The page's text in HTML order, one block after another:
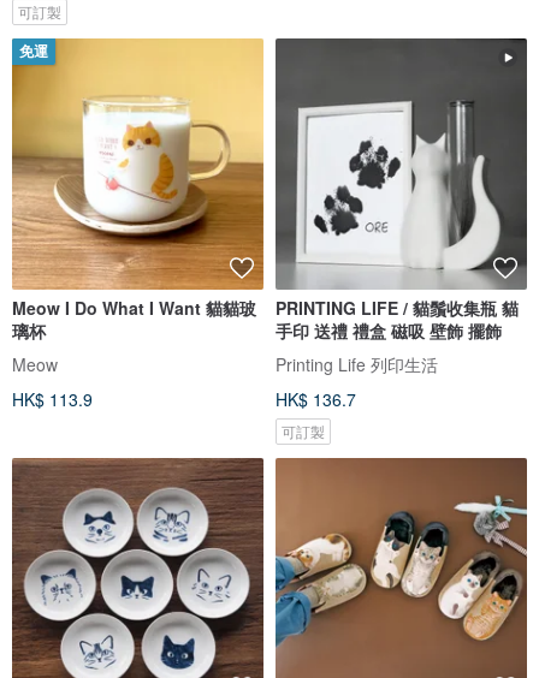
可訂製
免運
Meow I Do What I Want 貓貓玻
璃杯
Meow
HK$ 113.9
PRINTING LIFE / 貓鬚收集瓶 貓
手印 送禮 禮盒 磁吸 壁飾 擺飾
Printing Life 列印生活
HK$ 136.7
可訂製